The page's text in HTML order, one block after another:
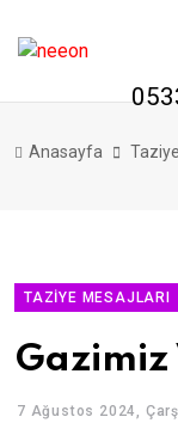
Anasayfa
TAZIYE MESAJLARI
7 Ağustos 2024,